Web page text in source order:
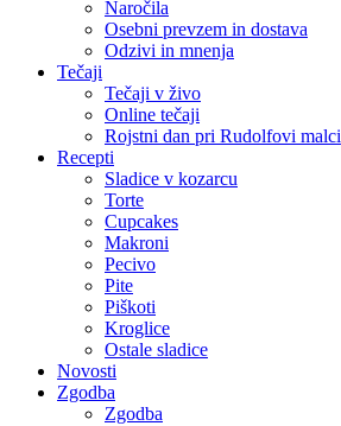
Naročila
Osebni prevzem in dostava
Odzivi in mnenja
Tečaji
Tečaji v živo
Online tečaji
Rojstni dan pri Rudolfovi malci
Recepti
Sladice v kozarcu
Torte
Cupcakes
Makroni
Pecivo
Pite
Piškoti
Kroglice
Ostale sladice
Novosti
Zgodba
Zgodba